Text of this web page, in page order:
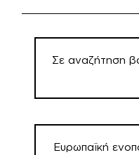
Πλοήγηση
άρθρων
Σε αναζήτηση
Eυρωπαϊκή